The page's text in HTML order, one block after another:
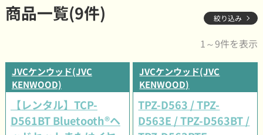
商品一覧(9件) 絞り込み
1～9件を表示
JVCケンウッド(JVC
KENWOOD)
【レンタル】TCP-
D561BT Bluetooth®ヘ
JVCケンウッド(JVC
KENWOOD)
TPZ-D563 / TPZ-
D563E / TPZ-D563BT /